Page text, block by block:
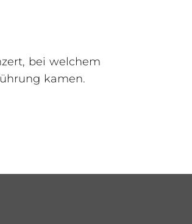
bei welchem
kamen.